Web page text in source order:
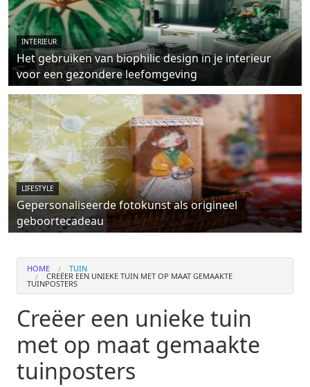
INTERIEUR
Het gebruiken van biophilic design in je interieur
voor een gezondere leefomgeving
LIFESTYLE
Gepersonaliseerde fotokunst als origineel
geboortecadeau
HOME TUIN
CREËER EEN UNIEKE TUIN MET OP MAAT GEMAAKTE
TUINPOSTERS
Creëer een unieke tuin
met op maat gemaakte
tuinposters